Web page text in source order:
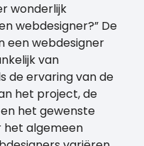
wonderlijk
webdesigner?” De
een webdesigner
van
de ervaring van de
het project, de
het gewenste
het algemeen